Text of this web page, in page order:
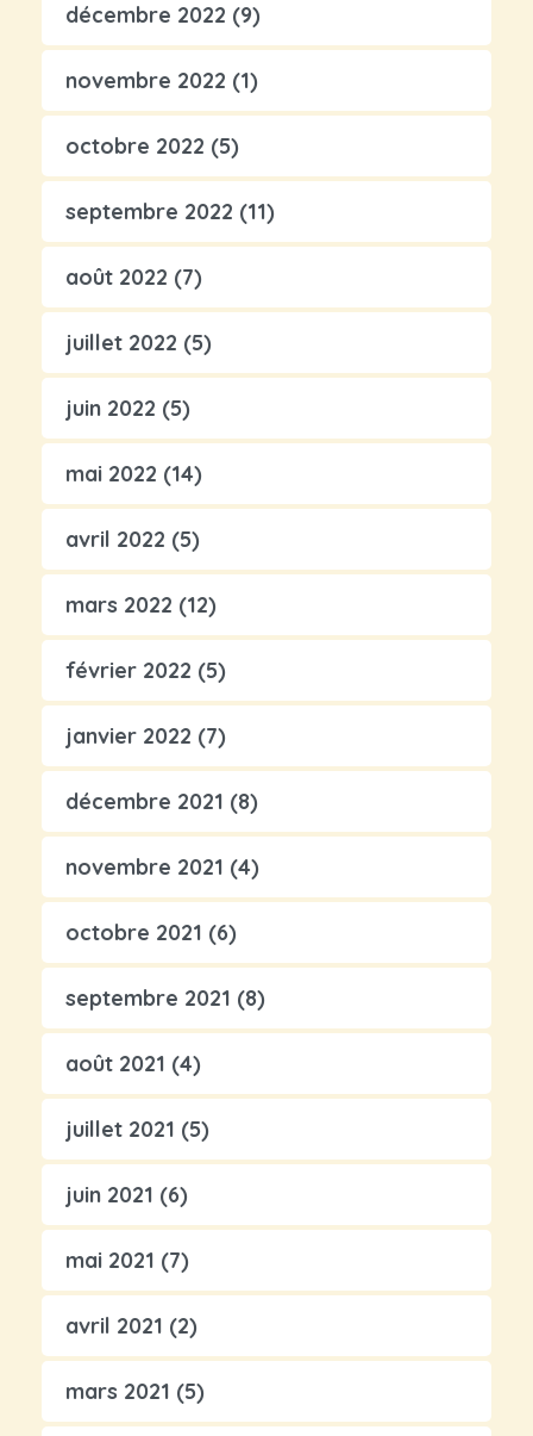
décembre 2022 (9)
novembre 2022 (1)
octobre 2022 (5)
septembre 2022 (11)
août 2022 (7)
juillet 2022 (5)
juin 2022 (5)
mai 2022 (14)
avril 2022 (5)
mars 2022 (12)
février 2022 (5)
janvier 2022 (7)
décembre 2021 (8)
novembre 2021 (4)
octobre 2021 (6)
septembre 2021 (8)
août 2021 (4)
juillet 2021 (5)
juin 2021 (6)
mai 2021 (7)
avril 2021 (2)
mars 2021 (5)